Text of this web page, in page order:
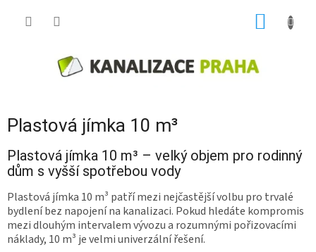
Plastová jímka 10 m³
Plastová jímka 10 m³ – velký objem pro rodinný
dům s vyšší spotřebou vody
Plastová jímka 10 m³ patří mezi nejčastější volbu pro trvalé
bydlení bez napojení na kanalizaci. Pokud hledáte kompromis
mezi dlouhým intervalem vývozu a rozumnými pořizovacími
náklady, 10 m³ je velmi univerzální řešení.